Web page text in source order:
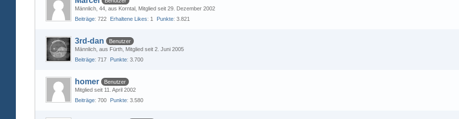
Männlich 44 aus Korntal Mitglied seit 29. Dezember 2002
Beiträge 722 Erhaltene Likes 1 Punkte 3.821
3rd-dan
Benutzer
Männlich aus Fürth Mitglied seit 2. Juni 2005
Beiträge 717 Punkte 3.700
homer
Benutzer
Mitglied seit 11. April 2002
Beiträge 700 Punkte 3.580